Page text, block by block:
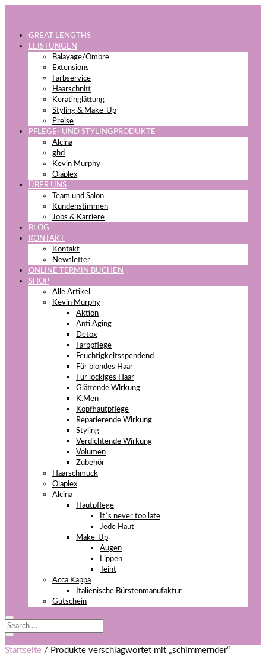
GREAT LENGTHS
LEISTUNGEN
Balayage/Ombre
Extensions
Farbservice
Haarschnitt
Keratinglättung
Styling & Make-Up
Preise
PFLEGE- UND STYLINGPRODUKTE
Alcina
ghd
Kevin Murphy
Olaplex
ÜBER UNS
Team und Salon
Kundenstimmen
Jobs & Karriere
BLOG
KONTAKT
Kontakt
Newsletter
ONLINE TERMIN BUCHEN
SHOP
Alle Artikel
Kevin Murphy
Aktion
Anti.Aging
Detox
Farbpflege
Feuchtigkeitsspendend
Für blondes Haar
Für lockiges Haar
Glättende Wirkung
K.Men
Kopfhautpflege
Reparierende Wirkung
Styling
Verdichtende Wirkung
Volumen
Zubehör
Haarschmuck
Olaplex
Alcina
Hautpflege
It´s never too late
Jede Haut
Make-Up
Augen
Lippen
Teint
Acca Kappa
Italienische Bürstenmanufaktur
Gutschein
Startseite / Produkte verschlagwortet mit „schimmernder“